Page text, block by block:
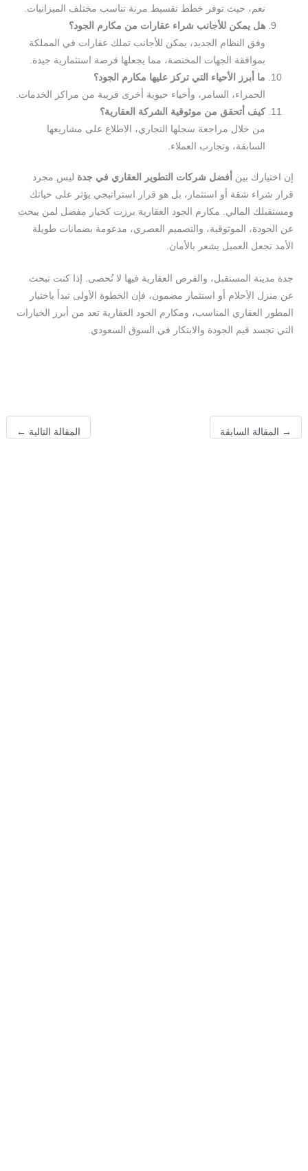
نعم، حيث توفر خطط تقسيط مرنة تناسب مختلف الميزانيات.
هل يمكن للأجانب شراء عقارات من مكارم الجود؟
وفق النظام الجديد، يمكن للأجانب تملك عقارات في المملكة
بموافقة الجهات المختصة، مما يجعلها فرصة استثمارية جيدة.
ما أبرز الأحياء التي تركز عليها مكارم الجود؟
الحمراء، السامر، وأحياء حيوية أخرى قريبة من مراكز الخدمات.
كيف أتحقق من موثوقية الشركة العقارية؟
من خلال مراجعة سجلها التجاري، الاطلاع على مشاريعها
السابقة، وتجارب العملاء.
إن اختيارك بين أفضل شركات التطوير العقاري في جدة ليس مجرد
قرار شراء شقة أو استثمار، بل هو قرار استراتيجي يؤثر على حياتك
ومستقبلك المالي. مكارم الجود العقارية برزت كخيار مفضل لمن يبحث
عن الجودة، الموثوقية، والتصميم العصري، مدعومة بضمانات طويلة
الأمد تجعل العميل يشعر بالأمان.
جدة مدينة المستقبل، والفرص العقارية فيها لا تُحصى. إذا كنت تبحث
عن منزل الأحلام أو استثمار مضمون، فإن الخطوة الأولى تبدأ باختيار
المطور العقاري المناسب، ومكارم الجود العقارية تعد من أبرز الخيارات
التي تجسد قيم الجودة والابتكار في السوق السعودي.
→ المقالة السابقة المقالة التالية ←